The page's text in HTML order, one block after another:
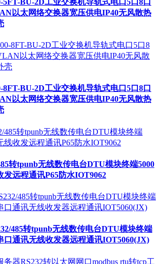
以太网络交换器宽压供电IP40无风散热
8FT-BU-2D工业交换机导轨式电口5口8口
以太网络交换器宽压供电IP40无风散热
转tpunb无线数传电台DTU模块终端5000
发远程通讯P65防水IOT9062
485转tpunb无线数传电台DTU模块终端
口通讯无线收发器远程通讯IOT5060(JX)